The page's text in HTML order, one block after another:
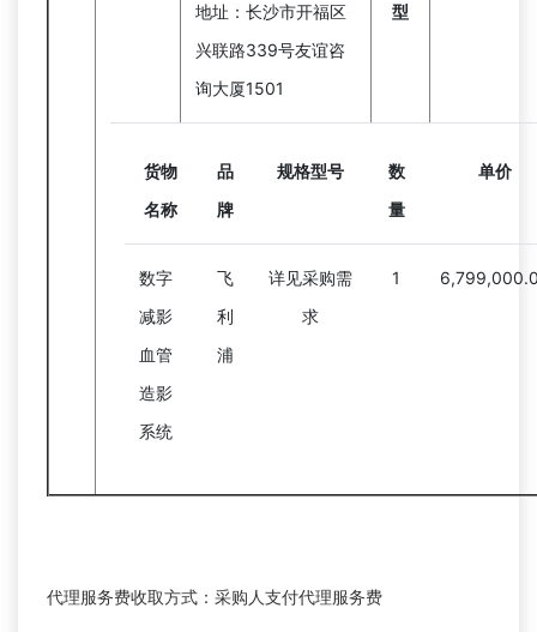
地址：长沙市开福区
兴联路339号友谊咨
询大厦1501
型
货物
名称
品
牌
规格型号
数
量
单价
数字
减影
血管
造影
系统
飞
利
浦
详见采购需
求
1
代理服务费收取方式：采购人支付代理服务费